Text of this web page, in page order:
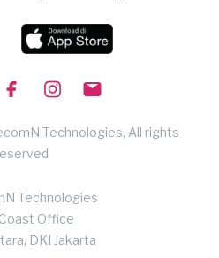
Technologies, All rights
Technologies
Office
DKI Jakarta